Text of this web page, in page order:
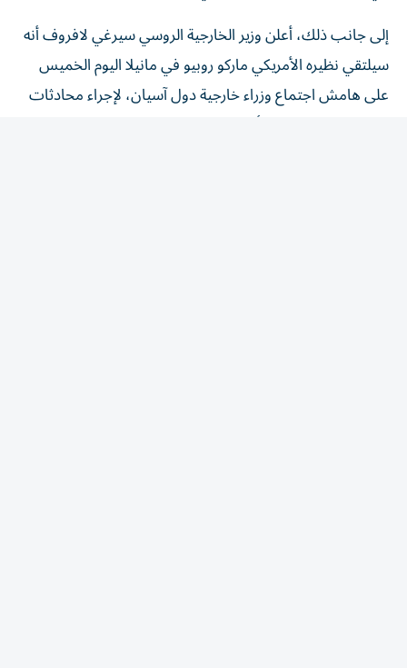
إلى جانب ذلك، أعلن وزير الخارجية الروسي سيرغي لافروف أنه
سيلتقي نظيره الأمريكي ماركو روبيو في مانيلا اليوم الخميس
على هامش اجتماع وزراء خارجية دول آسيان، لإجراء محادثات
تتركز حول الحرب في أوكرانيا.(وكالات)